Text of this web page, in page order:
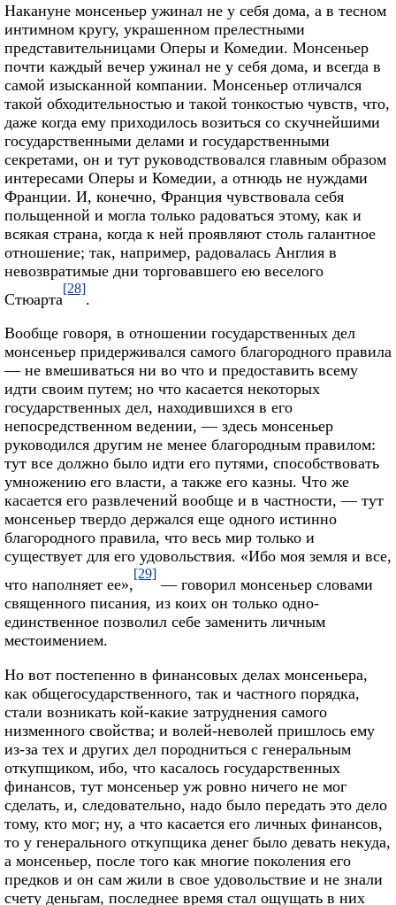
Накануне монсеньер ужинал не у себя дома, а в тесном
интимном кругу, украшенном прелестными
представительницами Оперы и Комедии. Монсеньер
почти каждый вечер ужинал не у себя дома, и всегда в
самой изысканной компании. Монсеньер отличался
такой обходительностью и такой тонкостью чувств, что,
даже когда ему приходилось возиться со скучнейшими
государственными делами и государственными
секретами, он и тут руководствовался главным образом
интересами Оперы и Комедии, а отнюдь не нуждами
Франции. И, конечно, Франция чувствовала себя
польщенной и могла только радоваться этому, как и
всякая страна, когда к ней проявляют столь галантное
отношение; так, например, радовалась Англия в
невозвратимые дни торговавшего ею веселого
Стюарта
[28]
.
Вообще говоря, в отношении государственных дел
монсеньер придерживался самого благородного правила
— не вмешиваться ни во что и предоставить всему
идти своим путем; но что касается некоторых
государственных дел, находившихся в его
непосредственном ведении, — здесь монсеньер
руководился другим не менее благородным правилом:
тут все должно было идти его путями, способствовать
умножению его власти, а также его казны. Что же
касается его развлечений вообще и в частности, — тут
монсеньер твердо держался еще одного истинно
благородного правила, что весь мир только и
существует для его удовольствия. «Ибо моя земля и все,
что наполняет ее»,
[29]
— говорил монсеньер словами
священного писания, из коих он только одно-
единственное позволил себе заменить личным
местоимением.
Но вот постепенно в финансовых делах монсеньера,
как общегосударственного, так и частного порядка,
стали возникать кой-какие затруднения самого
низменного свойства; и волей-неволей пришлось ему
из-за тех и других дел породниться с генеральным
откупщиком, ибо, что касалось государственных
финансов, тут монсеньер уж ровно ничего не мог
сделать, и, следовательно, надо было передать это дело
тому, кто мог; ну, а что касается его личных финансов,
то у генерального откупщика денег было девать некуда,
а монсеньер, после того как многие поколения его
предков и он сам жили в свое удовольствие и не знали
счету деньгам, последнее время стал ощущать в них